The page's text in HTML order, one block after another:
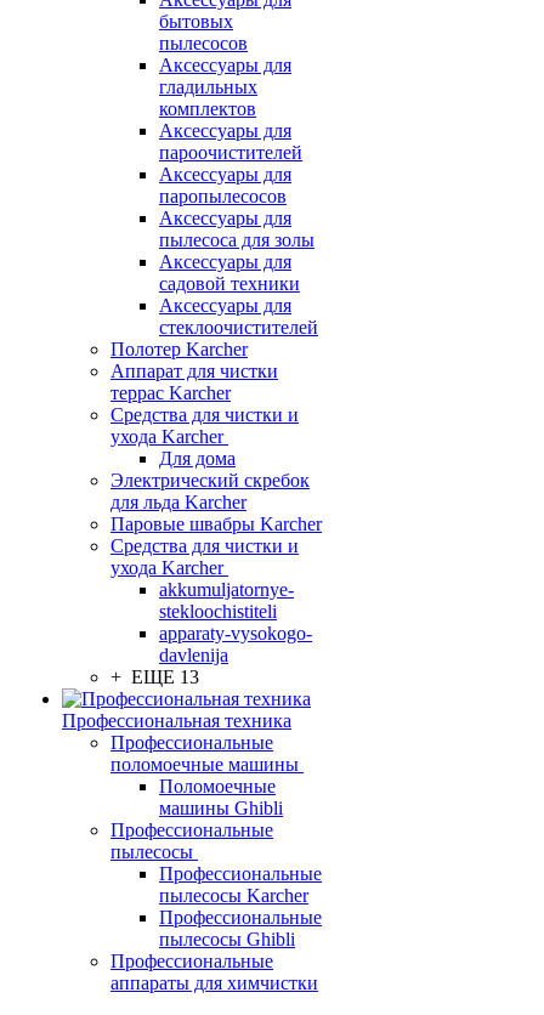
бытовых
пылесосов
Аксессуары для
гладильных
комплектов
Аксессуары для
пароочистителей
Аксессуары для
паропылесосов
Аксессуары для
пылесоса для золы
Аксессуары для
садовой техники
Аксессуары для
стеклоочистителей
Полотер Karcher
Аппарат для чистки
террас Karcher
Средства для чистки и
ухода Karcher
Для дома
Электрический скребок
для льда Karcher
Паровые швабры Karcher
Средства для чистки и
ухода Karcher
akkumuljatornye-
stekloochistiteli
apparaty-vysokogo-
davlenija
+ ЕЩЕ 13
Профессиональная техника
Профессиональные
поломоечные машины
Поломоечные
машины Ghibli
Профессиональные
пылесосы
Профессиональные
пылесосы Karcher
Профессиональные
пылесосы Ghibli
Профессиональные
аппараты для химчистки